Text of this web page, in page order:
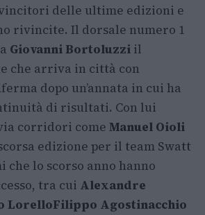
delle ultime edizioni e
rivincite. Il dorsale numero 1
Giovanni Bortoluzzi il
che arriva in città con
dopo un’annata in cui ha
di risultati. Con lui
corridori come Manuel Oioli
edizione per il team Swatt
che lo scorso anno hanno
tra cui Alexandre
LorelloFilippo Agostinacchio